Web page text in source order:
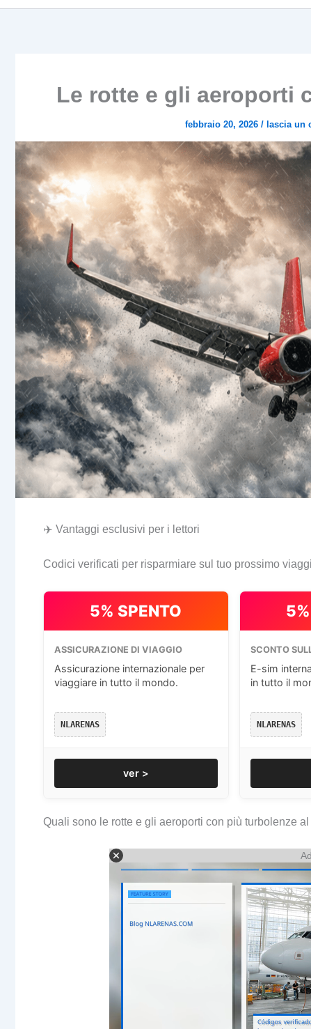
Le rotte e gli aeroporti
febbraio 20, 2026 / lascia un
✈️ Vantaggi esclusivi per i lettori
Codici verificati per risparmiare sul tuo prossimo
5% SPENTO
ASSICURAZIONE DI VIAGGIO
Assicurazione internazionale per
viaggiare in tutto il mondo.
NLARENAS
ver >
SCONTO
E-sim
in tutto il
NLARENAS
Quali sono le rotte e gli aeroporti con più turbolenze